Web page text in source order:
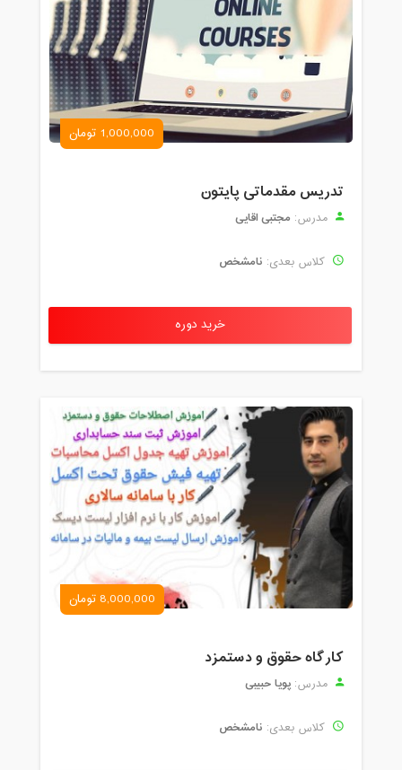
1,000,000 تومان
تدریس مقدماتی پایتون
مدرس: مجتبی اقایی
کلاس بعدی: نامشخص
خرید دوره
8,000,000 تومان
کارگاه حقوق و دستمزد
مدرس: پویا حبیبی
کلاس بعدی: نامشخص